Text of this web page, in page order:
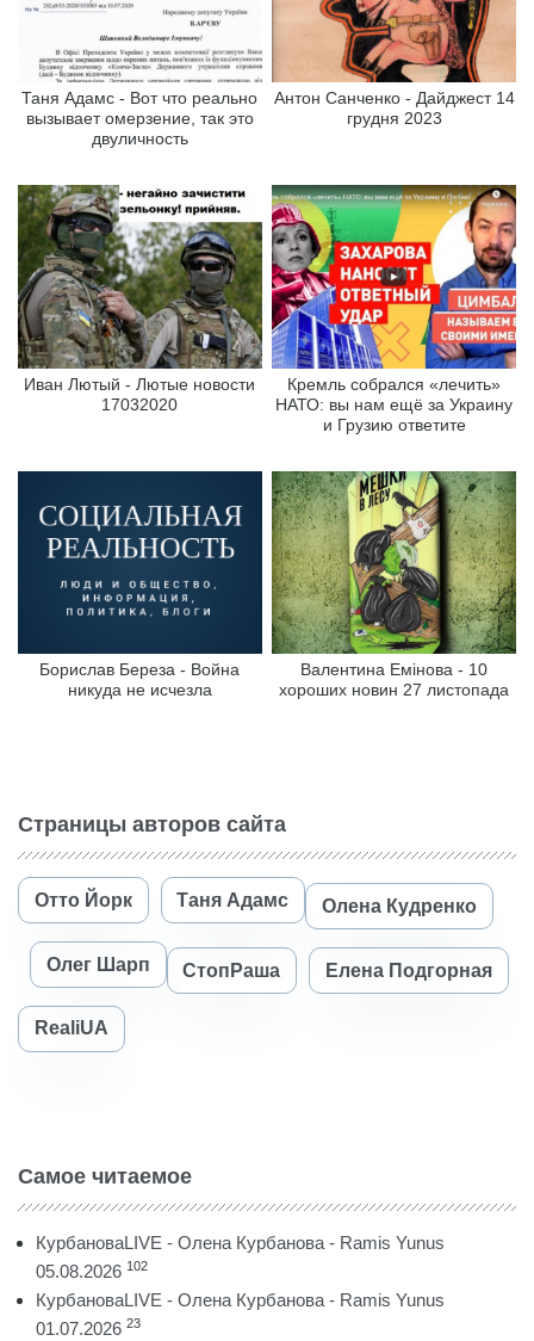
Таня Адамс - Вот что реально
вызывает омерзение, так это
двуличность
Антон Санченко - Дайджест 14
грудня 2023
Иван Лютый - Лютые новости
17032020
Кремль собрался «лечить»
НАТО: вы нам ещё за Украину
и Грузию ответите
Борислав Береза - Война
никуда не исчезла
Валентина Емінова - 10
хороших новин 27 листопада
Страницы авторов сайта
Отто Йорк Таня Адамс Олена Кудренко
Олег Шарп СтопРаша Елена Подгорная
RealiUA
Самое читаемое
КурбановаLIVE - Олена Курбанова - Ramis Yunus
05.08.2026 102
КурбановаLIVE - Олена Курбанова - Ramis Yunus
01.07.2026 23